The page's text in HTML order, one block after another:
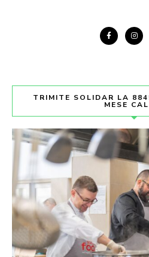
TRIMITE SOLIDAR LA
MESE